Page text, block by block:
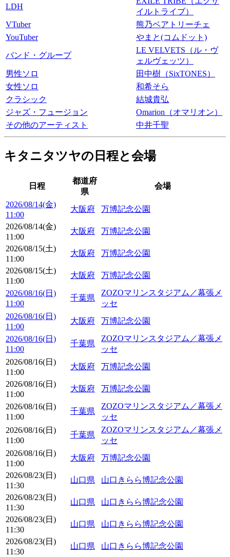
LDH
イルトライブ）
VTuber
熊乃ベアトリーチェ
YouTuber
やまと(コムドット)
バンド・グループ
LE VELVETS（ル・ヴ
ェルヴェッツ）
男性ソロ
田中樹（SixTONES）
女性ソロ
和希そら
クラシック
結城貴弘
ジャズ・フュージョン
Omarion（オマリオン）
その他のアーティスト
中井千聖
キタニタツヤの日程と会場
日程
都道府
県
会場
2026/08/14(金)
11:00
大阪府
万博記念公園
2026/08/14(金)
11:00
大阪府
万博記念公園
2026/08/15(土)
11:00
大阪府
万博記念公園
2026/08/15(土)
11:00
大阪府 万博記念公園
2026/08/16(日)
11:00
千葉県
ZOZOマリンスタジアム／幕張メ
ッセ
2026/08/16(日)
11:00
大阪府 万博記念公園
2026/08/16(日)
11:00
千葉県
ZOZOマリンスタジアム／幕張メ
ッセ
2026/08/16(日)
11:00
大阪府
万博記念公園
2026/08/16(日)
11:00
大阪府 万博記念公園
2026/08/16(日)
11:00
千葉県
ZOZOマリンスタジアム／幕張メ
ッセ
2026/08/16(日)
11:00
千葉県
ZOZOマリンスタジアム／幕張メ
ッセ
2026/08/16(日)
11:00
大阪府
万博記念公園
2026/08/23(日)
11:30
山口県
山口きらら博記念公園
2026/08/23(日)
11:30
山口県
山口きらら博記念公園
2026/08/23(日)
11:30
山口県
山口きらら博記念公園
2026/08/23(日)
11:30
山口県 山口きらら博記念公園